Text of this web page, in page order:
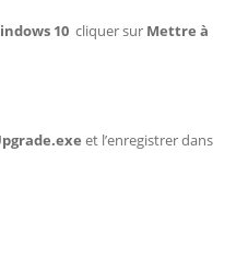
10 cliquer sur Mettre à
et l’enregistrer dans